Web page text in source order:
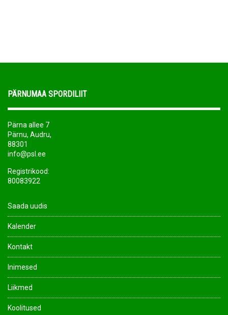
PÄRNUMAA SPORDILIIT
Pärna allee 7
Pärnu, Audru,
88301
info@psl.ee
Registrikood:
80083922
Saada uudis
Kalender
Kontakt
Inimesed
Liikmed
Koolitused